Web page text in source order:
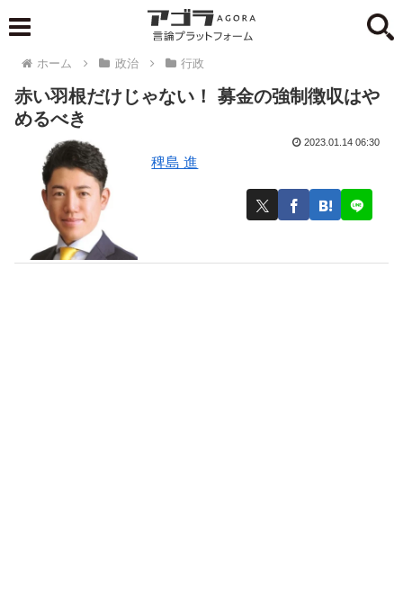
ホーム 政治 行政
赤い羽根だけじゃない！ 募金の強制徴収はや
めるべき
稗島 進
2023.01.14 06:30